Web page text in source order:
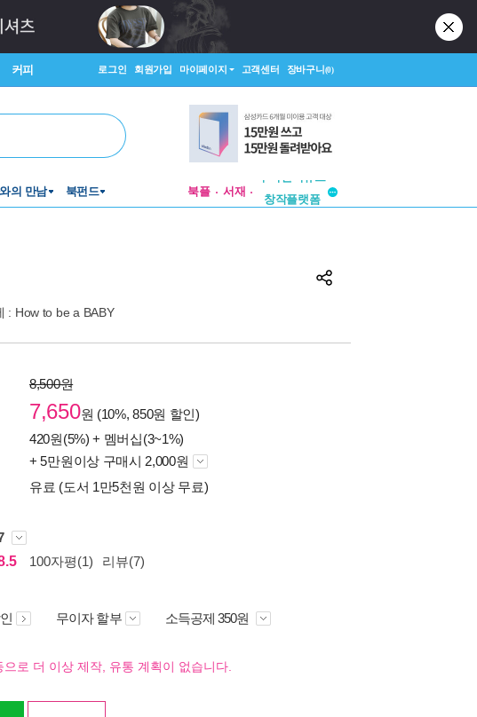
커피 로그인 회원가입 마이페이지 고객센터 장바구니(0)
의 만남 북펀드 북플 서재
창작플랫폼
: How to be a BABY
8,500원
7,650원 (10%, 850원 할인)
420원(5%) + 멤버십(3~1%)
+ 5만원이상 구매시 2,000원
유료 (도서 1만5천원 이상 무료)
100자평(1) 리뷰(7)
무이자 할부 소득공제 350원
로 더 이상 제작, 유통 계획이 없습니다.